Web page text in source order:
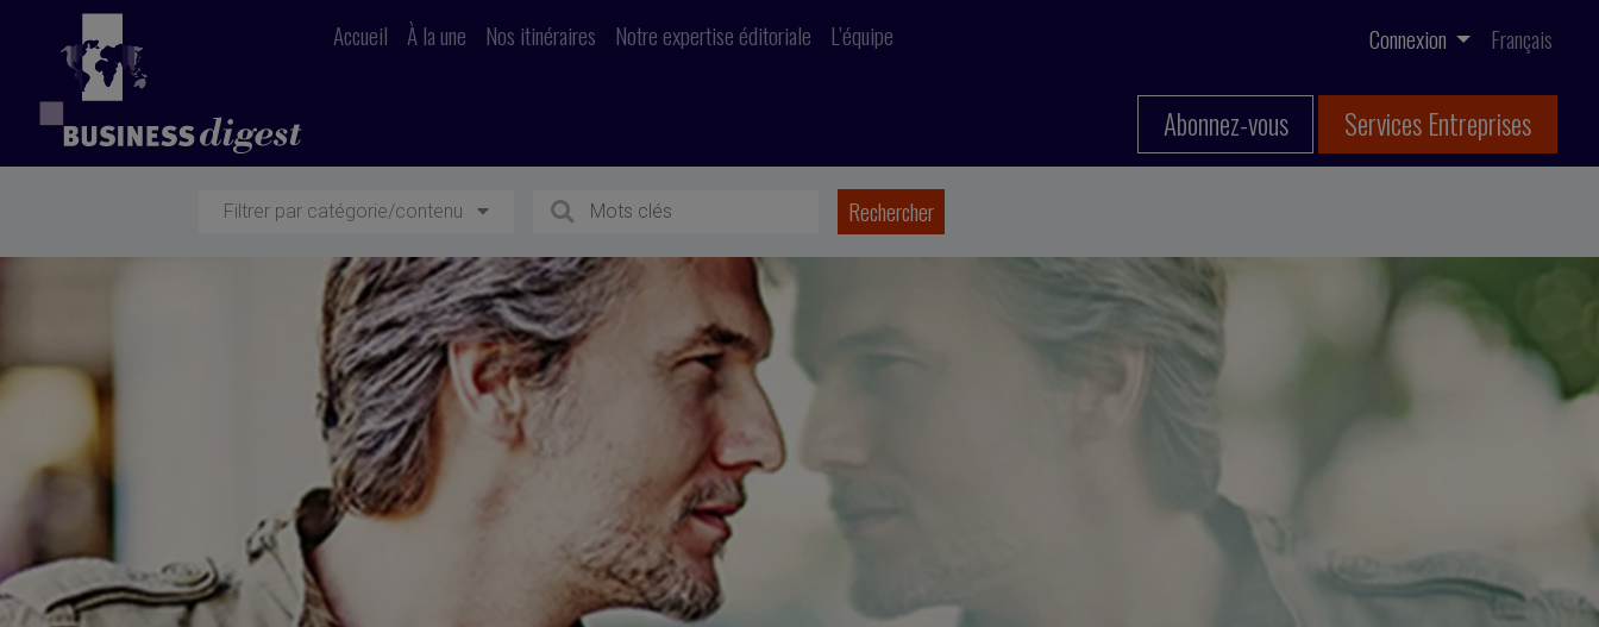
Accueil À la une Nos itinéraires Notre expertise éditoriale L’équipe Connexion Français
Abonnez-vous Services Entreprises
Filtrer par catégorie/contenu